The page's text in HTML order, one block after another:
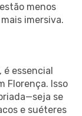
menos
imersiva.
é essencial
Florença. Isso
se
e suéteres